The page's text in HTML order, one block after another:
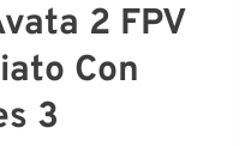
2 FPV
Con
3